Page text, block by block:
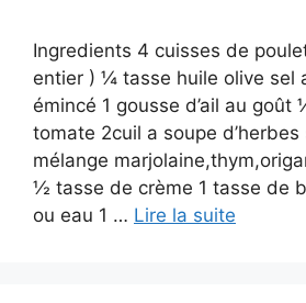
Ingredients 4 cuisses de
entier ) ¼ tasse huile olive sel
émincé 1 gousse d’ail au
tomate 2cuil a soupe
mélange
½ tasse de crème 1 tasse de
ou eau 1 … Lire la suite